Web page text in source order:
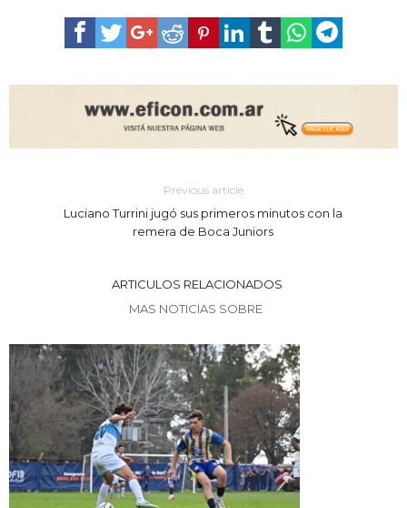
Previous article
Luciano Turrini jugó sus primeros minutos con la
remera de Boca Juniors
ARTICULOS RELACIONADOS
MAS NOTICIAS SOBRE